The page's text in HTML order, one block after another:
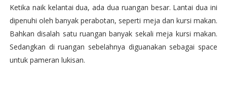
Ketika naik kelantai dua, ada dua ruangan besar. Lantai dua ini
dipenuhi oleh banyak perabotan, seperti meja dan kursi makan.
Bahkan disalah satu ruangan banyak sekali meja kursi makan.
Sedangkan di ruangan sebelahnya diguanakan sebagai space
untuk pameran lukisan.